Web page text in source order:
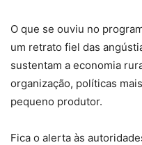
O que se ouviu no
um retrato fiel das
sustentam a economia
organização, políticas
pequeno produtor.
Fica o alerta às